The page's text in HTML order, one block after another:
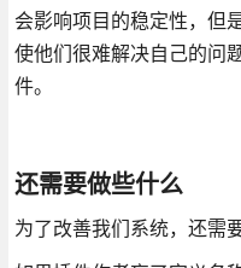
会影响项目的稳定性，但
使他们很难解决自己的问
件。
还需要做些什么
为了改善我们系统，还需